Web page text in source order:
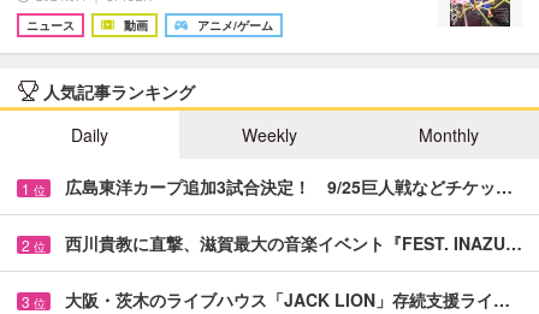
ニュース
動画 アニメ/ゲーム
人気記事ランキング
Daily
Weekly Monthly
1 位 広島東洋カープ追加3試合決定！ 9/25巨人戦などチケッ…
2 位 西川貴教に直撃、滋賀最大の音楽イベント『FEST. INAZU…
3 位 大阪・茨木のライブハウス「JACK LION」存続支援ライ…